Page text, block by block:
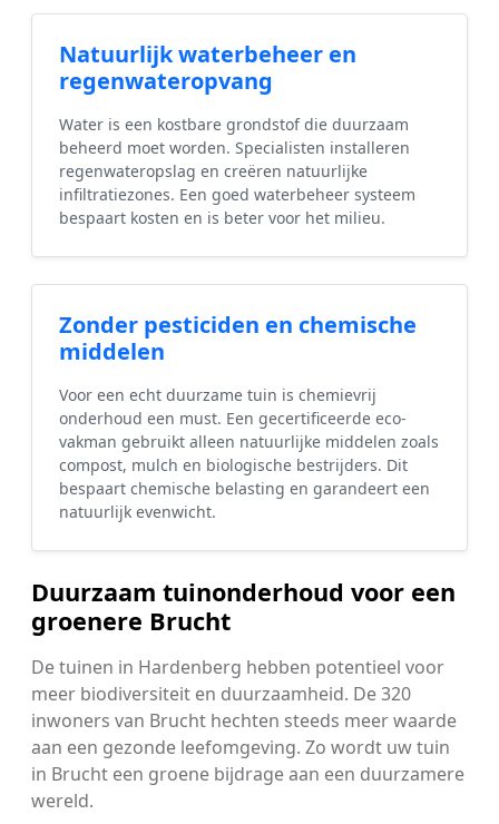
Natuurlijk waterbeheer en
regenwateropvang
Water is een kostbare grondstof die duurzaam
beheerd moet worden. Specialisten installeren
regenwateropslag en creëren natuurlijke
infiltratiezones. Een goed waterbeheer systeem
bespaart kosten en is beter voor het milieu.
Zonder pesticiden en chemische
middelen
Voor een echt duurzame tuin is chemievrij
onderhoud een must. Een gecertificeerde eco-
vakman gebruikt alleen natuurlijke middelen zoals
compost, mulch en biologische bestrijders. Dit
bespaart chemische belasting en garandeert een
natuurlijk evenwicht.
Duurzaam tuinonderhoud voor een
groenere Brucht
De tuinen in Hardenberg hebben potentieel voor
meer biodiversiteit en duurzaamheid. De 320
inwoners van Brucht hechten steeds meer waarde
aan een gezonde leefomgeving. Zo wordt uw tuin
in Brucht een groene bijdrage aan een duurzamere
wereld.